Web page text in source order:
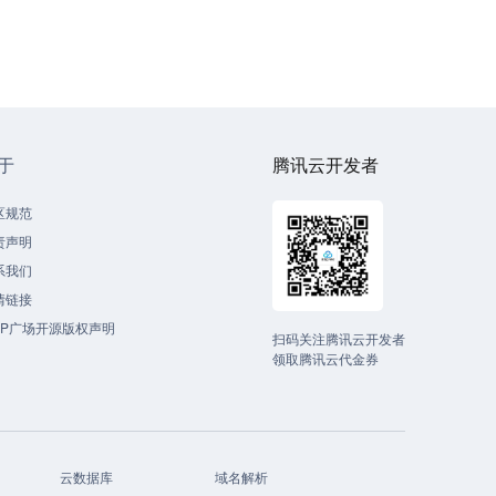
规范
声明
我们
链接
广场开源版权声明
腾讯云开发者
扫码关注腾讯云开发者
领取腾讯云代金券
云数据库 域名解析